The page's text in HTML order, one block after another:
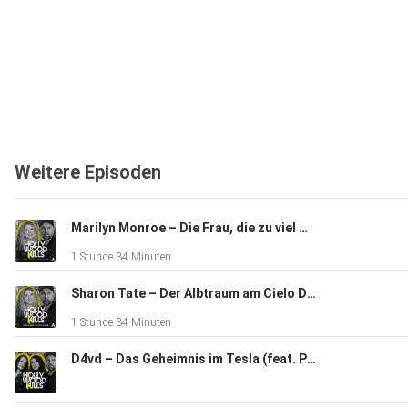
Weitere Episoden
Marilyn Monroe – Die Frau, die zu viel wusste?
1 Stunde 34 Minuten
Sharon Tate – Der Albtraum am Cielo Drive (feat. Ross Antony)
1 Stunde 34 Minuten
D4vd – Das Geheimnis im Tesla (feat. Puppies and Crime)